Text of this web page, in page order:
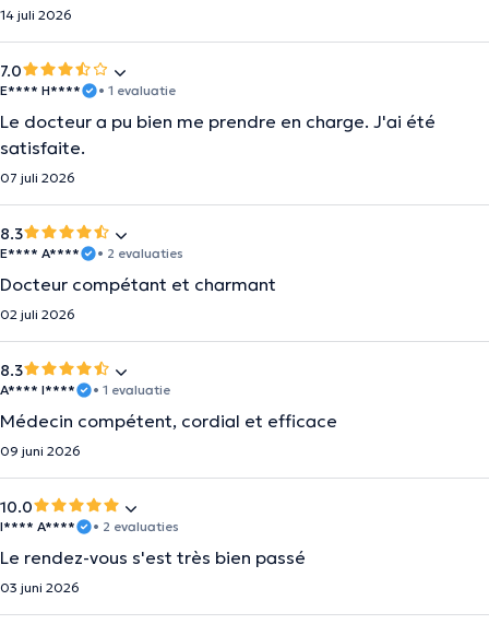
14 juli 2026
7.0
E**** H**** • 1 evaluatie
Le docteur a pu bien me prendre en charge. J'ai été
satisfaite.
07 juli 2026
8.3
E**** A**** • 2 evaluaties
Docteur compétant et charmant
02 juli 2026
8.3
A**** I**** • 1 evaluatie
Médecin compétent, cordial et efficace
09 juni 2026
10.0
I**** A**** • 2 evaluaties
Le rendez-vous s'est très bien passé
03 juni 2026